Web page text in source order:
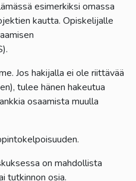
esimerkiksi omassa
kautta. Opiskelijalle
Jos hakijalla ei ole riittävää
tulee hänen hakeutua
osaamista muulla
on mahdollista
tutkinnon osia.